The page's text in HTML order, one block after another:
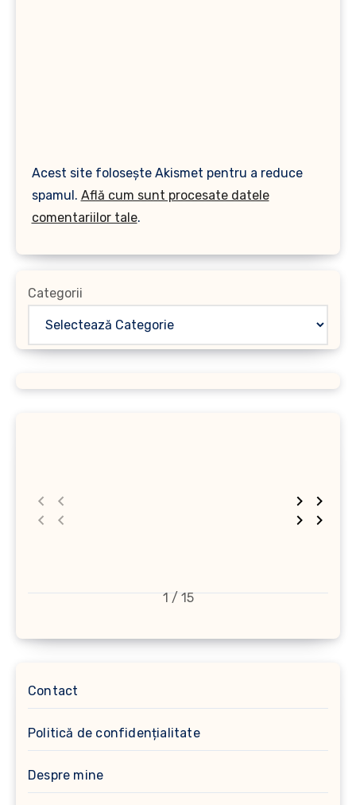
Acest site folosește Akismet pentru a reduce
spamul. Află cum sunt procesate datele
comentariilor tale.
Categorii
1 / 15
Contact
Politică de confidențialitate
Despre mine